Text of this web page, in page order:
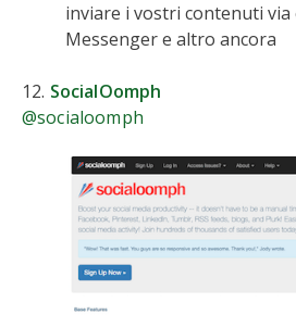
inviare i vostri contenuti via
Messenger e altro ancora
12. SocialOomph
@socialoomph